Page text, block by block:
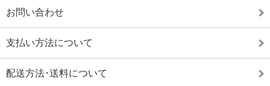
お問い合わせ
支払い方法について
配送方法･送料について